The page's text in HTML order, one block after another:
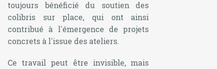
toujours bénéficié du soutien des
colibris sur place, qui ont ainsi
contribué à l'émergence de projets
concrets à l'issue des ateliers.
Ce travail peut être invisible, mais